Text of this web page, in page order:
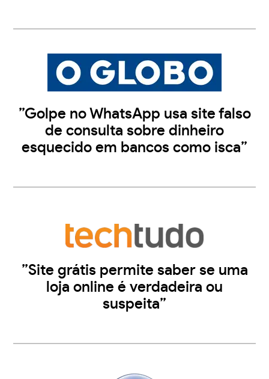
”Golpe no WhatsApp usa site falso
de consulta sobre dinheiro
esquecido em bancos como isca”
”Site grátis permite saber se uma
loja online é verdadeira ou
suspeita”